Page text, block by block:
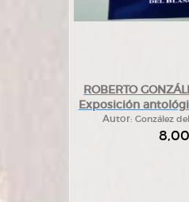
ROBERTO
Exposición
Autor: González